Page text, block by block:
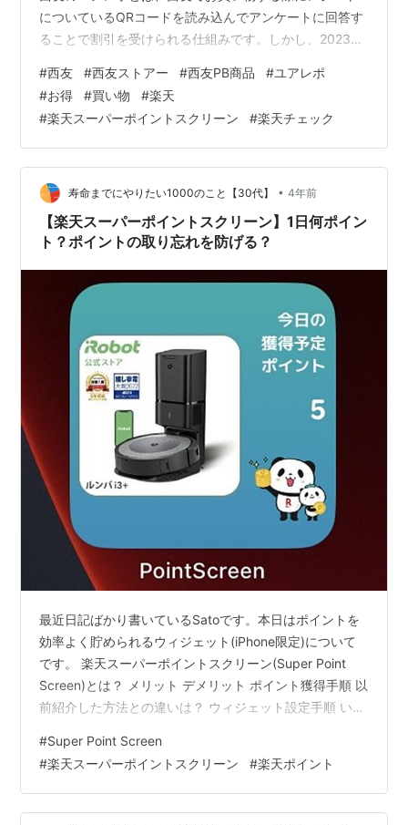
についているQRコードを読み込んでアンケートに回答す
ることで割引を受けられる仕組みです。しかし、2023年
わりました。 こちらの記事では、西友のユアレポの変更
内容についてとお得にお買い物する方法をご紹介しま
す。 こんにちはっキュ！ Q太郎とシュゾーだ。 大変っキ
ュ！ユアレポがなくなっちゃうっキュ！ 落ち着け、ユア
レポは生まれ変わるんだ！ そう…
#西友 #西友ストアー #西友PB商品 #ユアレポ
#お得 #買い物 #楽天
#楽天スーパーポイントスクリーン #楽天チェック
寿命までにやりたい1000のこと【30代】 • 4年前
【楽天スーパーポイントスクリーン】1日何ポイン
ト？ポイントの取り忘れを防げる？
最近日記ばかり書いているSatoです。本日はポイントを
効率よく貯められるウィジェット(iPhone限定)について
です。 楽天スーパーポイントスクリーン(Super Point
Screen)とは？ メリット デメリット ポイント獲得手順 以
前紹介した方法との違いは？ ウィジェット設定手順 いつ
アプリは？ まとめ 記事紹介 ポイ活 楽天スーパーポイン
トスクリーン(Super Point Screen)とは？ 広告をクリッ
クするだけで楽天ポイントが貯まる公式アプリです。 メ
リット クリックするだけでポイントが貯まる デメリット
#Super Point Screen
#楽天スーパーポイントスクリーン #楽天ポイント